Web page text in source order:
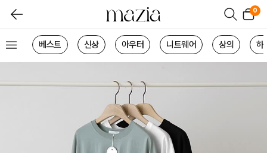
0
베스트 신상 아우터 니트웨어 상의 하